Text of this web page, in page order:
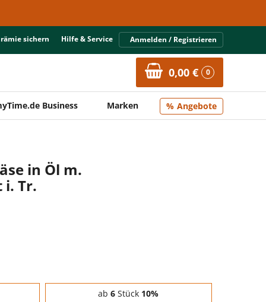
sichern Hilfe & Service Anmelden / Registrieren
0,00 € 0
Business Marken Angebote
in Öl m.
i. Tr.
ab 6 Stück 10%